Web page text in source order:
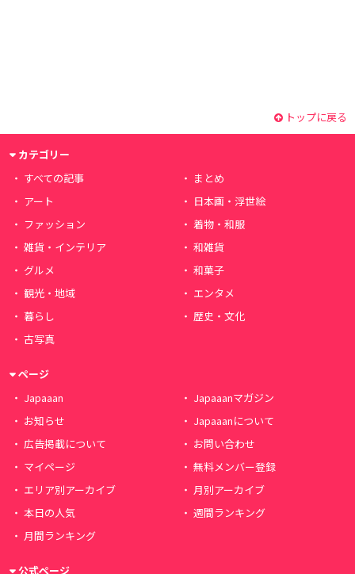
トップに戻る
カテゴリー
すべての記事
まとめ
アート
日本画・浮世絵
ファッション
着物・和服
雑貨・インテリア
和雑貨
グルメ
和菓子
観光・地域
エンタメ
暮らし
歴史・文化
古写真
ページ
Japaaan
Japaaanマガジン
お知らせ
Japaaanについて
広告掲載について
お問い合わせ
マイページ
無料メンバー登録
エリア別アーカイブ
月別アーカイブ
本日の人気
週間ランキング
月間ランキング
公式ページ